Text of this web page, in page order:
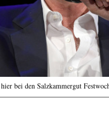
bei den Salzkammergut